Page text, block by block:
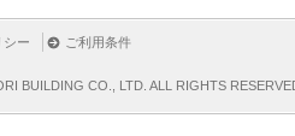
シー ご利用条件
BUILDING CO., LTD. ALL RIGHTS